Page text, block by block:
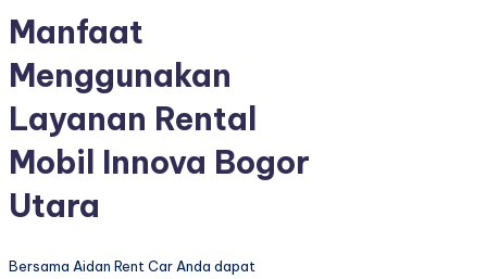
Manfaat
Menggunakan
Layanan Rental
Mobil Innova Bogor
Utara
Bersama Aidan Rent Car Anda dapat